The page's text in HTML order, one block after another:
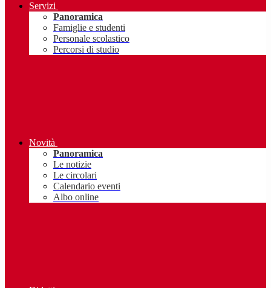
Servizi
Panoramica
Famiglie e studenti
Personale scolastico
Percorsi di studio
Novità
Panoramica
Le notizie
Le circolari
Calendario eventi
Albo online